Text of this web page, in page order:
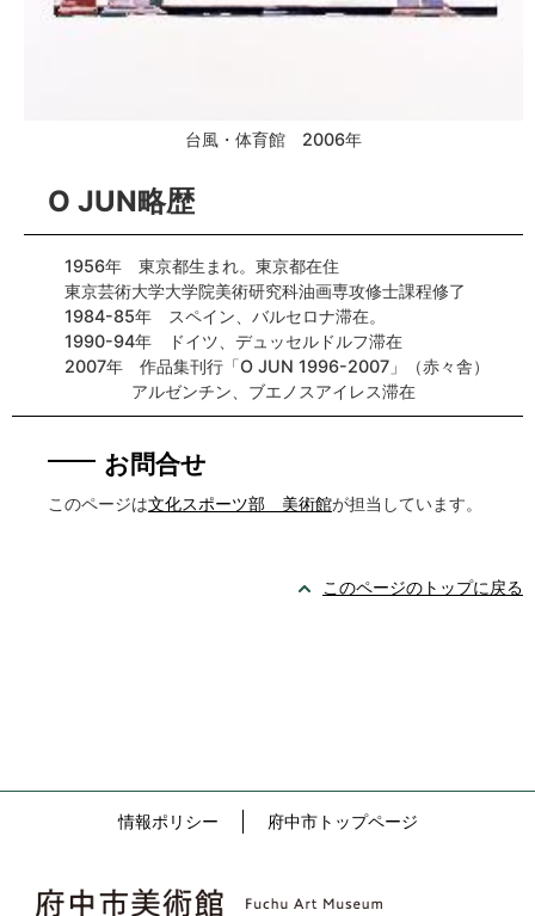
台風・体育館 2006年
O JUN略歴
1956年 東京都生まれ。東京都在住
東京芸術大学大学院美術研究科油画専攻修士課程修了
1984-85年 スペイン、バルセロナ滞在。
1990-94年 ドイツ、デュッセルドルフ滞在
2007年 作品集刊行「O JUN 1996-2007」（赤々舎）
アルゼンチン、ブエノスアイレス滞在
お問合せ
このページは文化スポーツ部 美術館が担当しています。
このページのトップに戻る
情報ポリシー 府中市トップページ